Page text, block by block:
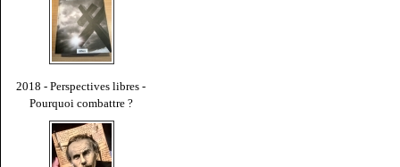
2018 - Perspectives libres -
Pourquoi combattre ?